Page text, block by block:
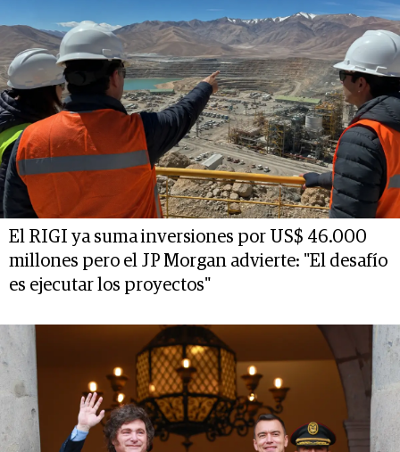
El RIGI ya suma inversiones por US$ 46.000
millones pero el JP Morgan advierte: "El desafío
es ejecutar los proyectos"